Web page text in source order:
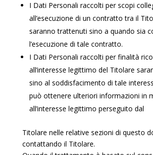
I Dati Personali raccolti per scopi
all’esecuzione di un contratto tra il
saranno trattenuti sino a quando sia
l’esecuzione di tale contratto.
I Dati Personali raccolti per finalità
all’interesse legittimo del Titolare
sino al soddisfacimento di tale
può ottenere ulteriori informazioni in
all’interesse legittimo perseguito dal
Titolare nelle relative sezioni di questo
contattando il Titolare.